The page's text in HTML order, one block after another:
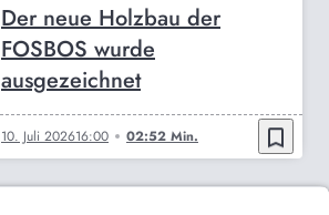
Der neue Holzbau der
FOSBOS wurde
ausgezeichnet
10. Juli 202616:00 02:52 Min. bookmark_border